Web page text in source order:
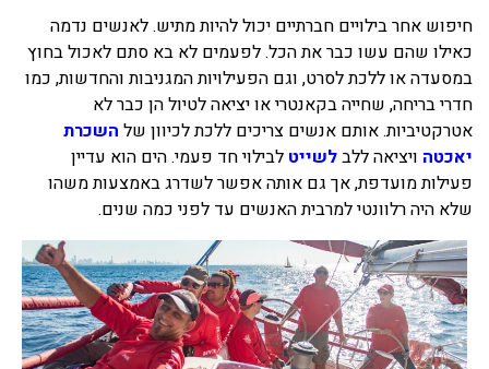
בכנרת לידו מחיר
בכנרת למשפחות
בצפון
בארץ
לקפריסין
מדובאי / לדובאי
בבאר שבע
חיפוש אחר בילויים חברתיים יכול להיות מתיש. לאנשים נדמה
כאילו שהם עשו כבר את הכל. לפעמים לא בא סתם לאכול בחוץ
במסעדה או ללכת לסרט, וגם הפעילויות המגניבות והחדשות, כמו
חדרי בריחה, שחייה בקאנטרי או יציאה לטיול הן כבר לא
אטרקטיביות. אותם אנשים צריכים ללכת לכיוון של השכרת
יאכטה ויציאה ללבלשייט לבילוי חד פעמי. הים הוא עדיין
פעילות מועדפת, אך גם אותה אפשר לשדרג באמצעות משהו
שלא היה רלוונטי למרבית האנשים עד לפני כמה שנים.